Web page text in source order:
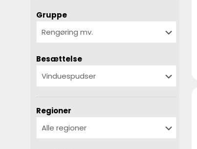
Gruppe
Besættelse
Regioner